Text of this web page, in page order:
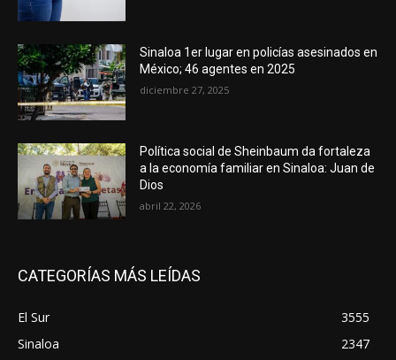
Sinaloa 1er lugar en policías asesinados en
México; 46 agentes en 2025
diciembre 27, 2025
Política social de Sheinbaum da fortaleza
a la economía familiar en Sinaloa: Juan de
Dios
abril 22, 2026
CATEGORÍAS MÁS LEÍDAS
El Sur
3555
Sinaloa
2347